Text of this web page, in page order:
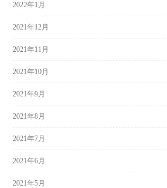
2022年1月
2021年12月
2021年11月
2021年10月
2021年9月
2021年8月
2021年7月
2021年6月
2021年5月